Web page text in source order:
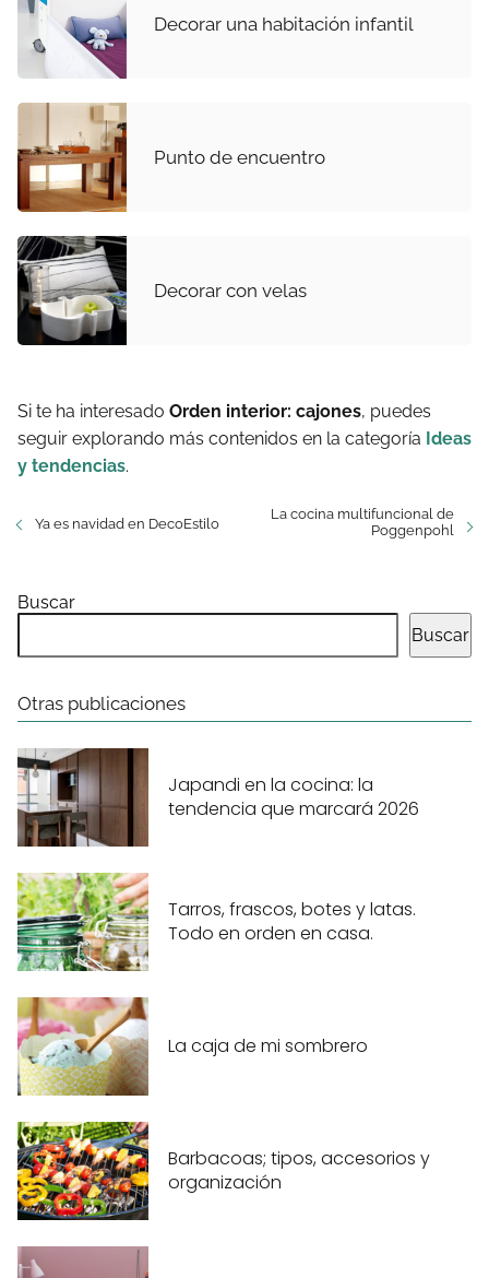
Decorar una habitación infantil
Punto de encuentro
Decorar con velas
Si te ha interesado Orden interior: cajones, puedes
seguir explorando más contenidos en la categoría Ideas
y tendencias.
Ya es navidad en DecoEstilo
La cocina multifuncional de
Poggenpohl
Buscar
Buscar
Otras publicaciones
Japandi en la cocina: la
tendencia que marcará 2026
Tarros, frascos, botes y latas.
Todo en orden en casa.
La caja de mi sombrero
Barbacoas; tipos, accesorios y
organización